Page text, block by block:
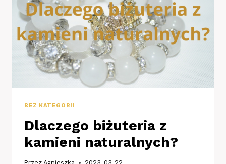
BEZ KATEGORII
Dlaczego biżuteria z
kamieni naturalnych?